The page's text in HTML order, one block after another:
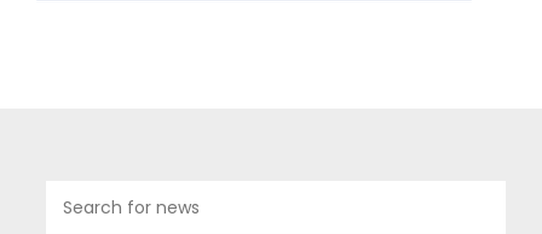
07